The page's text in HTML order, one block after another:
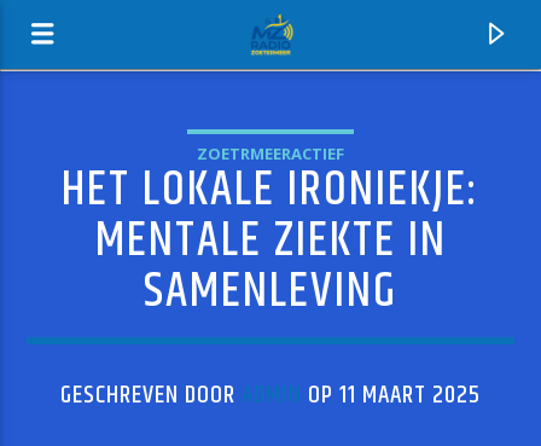
MZ-RADIO
ZOETRMEERACTIEF
HET LOKALE IRONIEKJE:
MENTALE ZIEKTE IN
SAMENLEVING
GESCHREVEN DOOR ADMIN OP 11 MAART 2025